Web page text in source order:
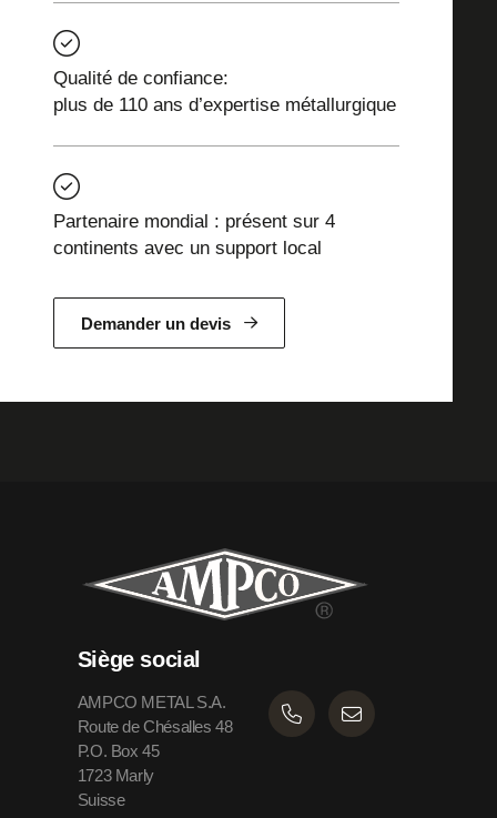
Qualité de confiance:
plus de 110 ans d’expertise métallurgique
Partenaire mondial : présent sur 4
continents avec un support local
Demander un devis
Siège social
AMPCO METAL S.A.
Route de Chésalles 48
P.O. Box 45
1723 Marly
Suisse